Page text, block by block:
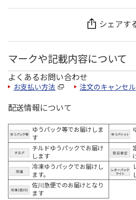
シェアす
マークや記載内容について
よくあるお問い合わせ
お支払い方法 注文のキャンセ
配送情報について
ゆうパック等でお届けしま
す
チルドゆうパックでお届け
します
冷凍ゆうパックでお届けし
ます。
佐川急便でのお届けとなり
ます